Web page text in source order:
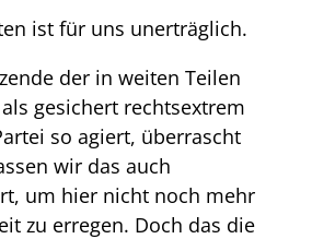
ist für uns unerträglich.
der in weiten Teilen
gesichert rechtsextrem
so agiert, überrascht
wir das auch
um hier nicht noch mehr
zu erregen. Doch das die